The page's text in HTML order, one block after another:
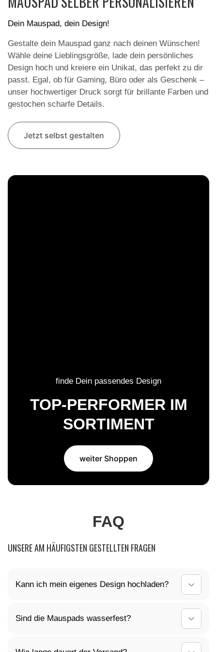
Dein Mauspad, dein Design!
Gestalte dein Mauspad ganz nach deinen Wünschen!
Wähle deine Lieblingsgröße, lade dein persönliches
Design hoch und kreiere ein Unikat, das perfekt zu dir
passt. Egal, ob für Gaming, Büro oder als Geschenk –
unser hochwertiger Druck sorgt für brillante Farben und
gestochen scharfe Details.
Jetzt selbst gestalten
finde Dein passendes Design
TOP-PERFORMER IM
SORTIMENT
weiter Shoppen
FAQ
UNSERE AM HÄUFIGSTEN GESTELLTEN FRAGEN
Kann ich mein eigenes Design hochladen?
Vorstellungen gestalten! Lade dein individuelles
Design einfach hoch, und wir kümmern uns um den
Sind die Mauspads wasserfest?